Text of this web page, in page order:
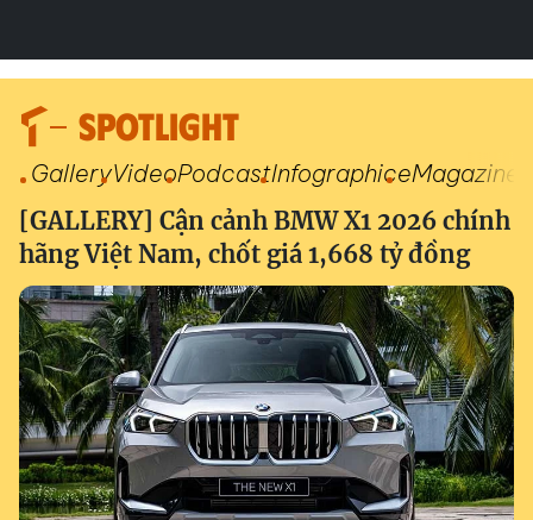
SPOTLIGHT
GalleryVideoPodcastInfographiceMagazine
[GALLERY] Cận cảnh BMW X1 2026 chính
hãng Việt Nam, chốt giá 1,668 tỷ đồng